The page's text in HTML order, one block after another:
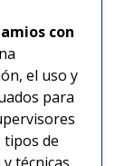
con
el uso y
para
de